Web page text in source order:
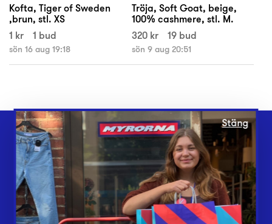
Kofta, Tiger of Sweden
,brun, stl. XS
1 kr
1 bud
sön 16 aug 19:18
Tröja, Soft Goat, beige,
100% cashmere, stl. M.
320 kr
19 bud
sön 9 aug 20:51
Webbshop
Butiker
Lämna in
Vårt överskott
Stäng